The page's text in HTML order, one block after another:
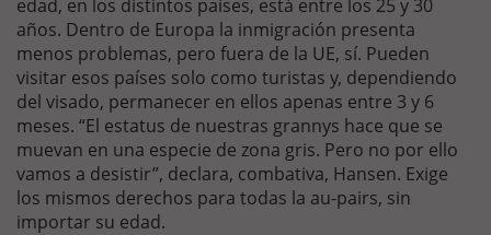
edad, en los distintos países, está entre los 25 y 30
años. Dentro de Europa la inmigración presenta
menos problemas, pero fuera de la UE, sí. Pueden
visitar esos países solo como turistas y, dependiendo
del visado, permanecer en ellos apenas entre 3 y 6
meses. “El estatus de nuestras grannys hace que se
muevan en una especie de zona gris. Pero no por ello
vamos a desistir”, declara, combativa, Hansen. Exige
los mismos derechos para todas la au-pairs, sin
importar su edad.